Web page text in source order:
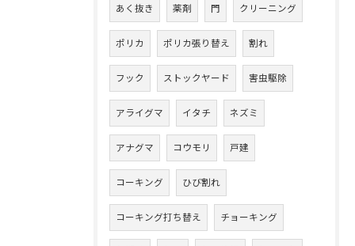
あく抜き 薬剤 門 クリーニング
ポリカ ポリカ張り替え 割れ
フック ストックヤード 害虫駆除
アライグマ イタチ ネズミ
アナグマ コウモリ 戸建
コーキング ひび割れ
コーキング打ち替え チョーキング